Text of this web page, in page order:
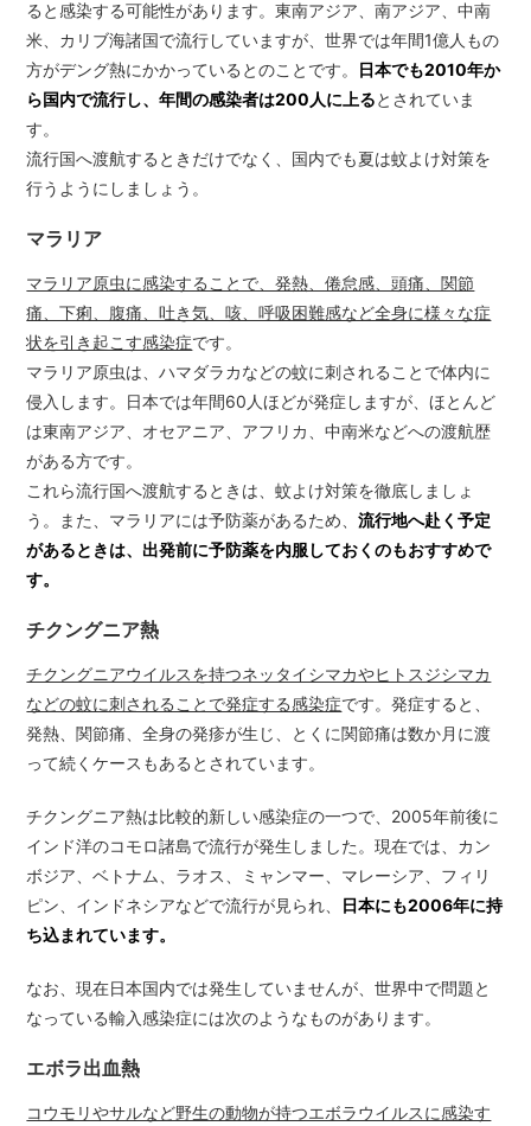
ると感染する可能性があります。東南アジア、南アジア、中南
米、カリブ海諸国で流行していますが、世界では年間1億人もの
方がデング熱にかかっているとのことです。 日本でも2010年か
ら国内で流行し、年間の感染者は200人に上るとされていま
す。
流行国へ渡航するときだけでなく、国内でも夏は蚊よけ対策を
行うようにしましょう。
マラリア
マラリア原虫に感染することで、発熱、倦怠感、頭痛、関節
痛、下痢、腹痛、吐き気、咳、呼吸困難感など全身に様々な症
状を引き起こす感染症です。
マラリア原虫は、ハマダラカなどの蚊に刺されることで体内に
侵入します。日本では年間60人ほどが発症しますが、ほとんど
は東南アジア、オセアニア、アフリカ、中南米などへの渡航歴
がある方です。
これら流行国へ渡航するときは、蚊よけ対策を徹底しましょ
う。また、マラリアには予防薬があるため、流行地へ赴く予定
があるときは、出発前に予防薬を内服しておくのもおすすめで
す。
チクングニア熱
チクングニアウイルスを持つネッタイシマカやヒトスジシマカ
などの蚊に刺されることで発症する感染症です。発症すると、
発熱、関節痛、全身の発疹が生じ、とくに関節痛は数か月に渡
って続くケースもあるとされています。
チクングニア熱は比較的新しい感染症の一つで、2005年前後に
インド洋のコモロ諸島で流行が発生しました。現在では、カン
ボジア、ベトナム、ラオス、ミャンマー、マレーシア、フィリ
ピン、インドネシアなどで流行が見られ、 日本にも2006年に持
ち込まれています。
なお、現在日本国内では発生していませんが、世界中で問題と
なっている輸入感染症には次のようなものがあります。
エボラ出血熱
コウモリやサルなど野生の動物が持つエボラウイルスに感染す